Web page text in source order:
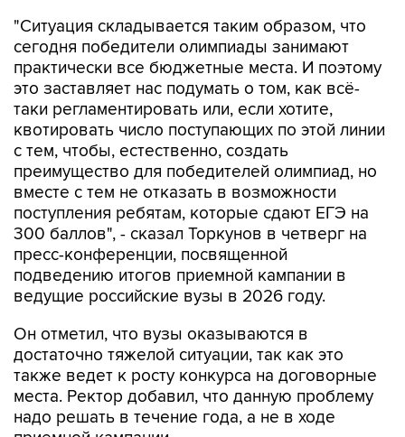
"Ситуация складывается таким образом, что
сегодня победители олимпиады занимают
практически все бюджетные места. И поэтому
это заставляет нас подумать о том, как всё-
таки регламентировать или, если хотите,
квотировать число поступающих по этой линии
с тем, чтобы, естественно, создать
преимущество для победителей олимпиад, но
вместе с тем не отказать в возможности
поступления ребятам, которые сдают ЕГЭ на
300 баллов", - сказал Торкунов в четверг на
пресс-конференции, посвященной
подведению итогов приемной кампании в
ведущие российские вузы в 2026 году.
Он отметил, что вузы оказываются в
достаточно тяжелой ситуации, так как это
также ведет к росту конкурса на договорные
места. Ректор добавил, что данную проблему
надо решать в течение года, а не в ходе